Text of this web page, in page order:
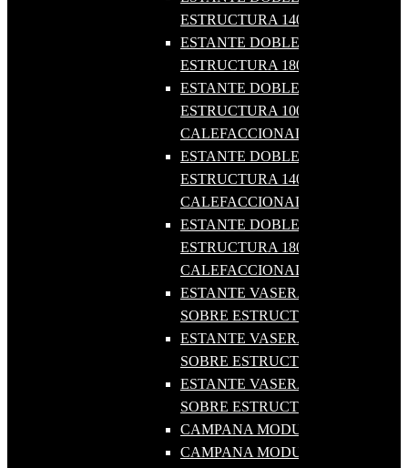
ESTRUCTURA 1400
ESTANTE DOBLE SOBRE
ESTRUCTURA 1800
ESTANTE DOBLE SOBRE
ESTRUCTURA 1000
CALEFACCIONADO
ESTANTE DOBLE SOBRE
ESTRUCTURA 1400
CALEFACCIONADO
ESTANTE DOBLE SOBRE
ESTRUCTURA 1800
CALEFACCIONADO
ESTANTE VASERA DOBLE
SOBRE ESTRUCTURA 1000
ESTANTE VASERA DOBLE
SOBRE ESTRUCTURA 1400
ESTANTE VASERA DOBLE
SOBRE ESTRUCTURA 1800
CAMPANA MODULAR 1000X1000
CAMPANA MODULAR 1500X1000